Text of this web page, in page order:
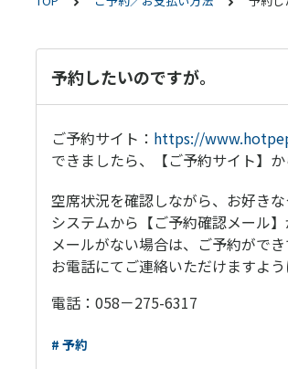
予約したいのですが。
ご予約サイト： https://
できましたら、【ご予約サイト】か
空席状況を確認しながら、お好き
システムから【ご予約確認メール
メールがない場合は、ご予約がで
お電話にてご連絡いただけますよう
電話：058－275-6317
# 予約